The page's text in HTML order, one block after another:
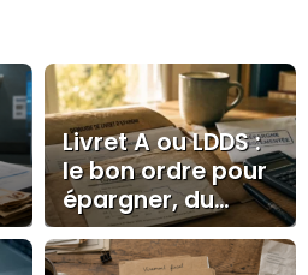
Livret A ou LDDS :
le bon ordre pour
épargner, du
plafond aux
alternatives